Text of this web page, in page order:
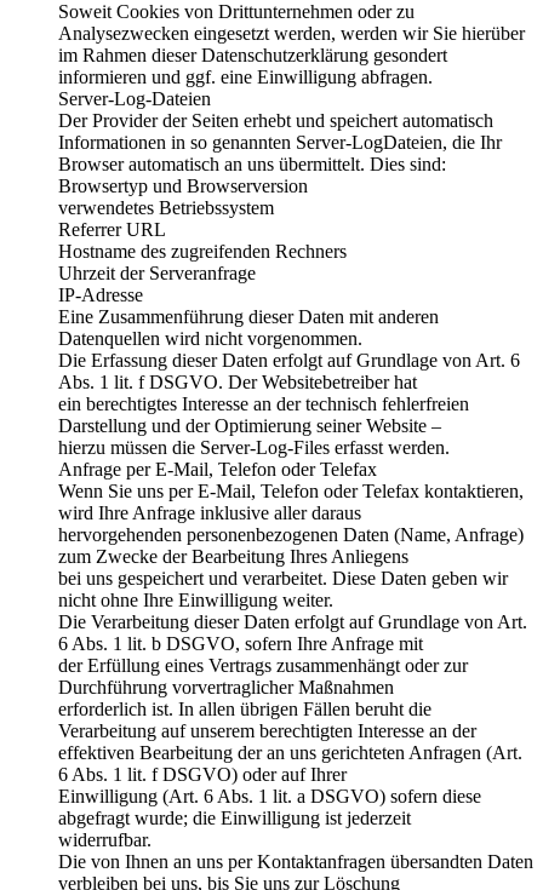
Soweit Cookies von Drittunternehmen oder zu
Analysezwecken eingesetzt werden, werden wir Sie hierüber
im Rahmen dieser Datenschutzerklärung gesondert
informieren und ggf. eine Einwilligung abfragen.
Server-Log-Dateien
Der Provider der Seiten erhebt und speichert automatisch
Informationen in so genannten Server-LogDateien, die Ihr
Browser automatisch an uns übermittelt. Dies sind:
Browsertyp und Browserversion
verwendetes Betriebssystem
Referrer URL
Hostname des zugreifenden Rechners
Uhrzeit der Serveranfrage
IP-Adresse
Eine Zusammenführung dieser Daten mit anderen
Datenquellen wird nicht vorgenommen.
Die Erfassung dieser Daten erfolgt auf Grundlage von Art. 6
Abs. 1 lit. f DSGVO. Der Websitebetreiber hat
ein berechtigtes Interesse an der technisch fehlerfreien
Darstellung und der Optimierung seiner Website –
hierzu müssen die Server-Log-Files erfasst werden.
Anfrage per E-Mail, Telefon oder Telefax
Wenn Sie uns per E-Mail, Telefon oder Telefax kontaktieren,
wird Ihre Anfrage inklusive aller daraus
hervorgehenden personenbezogenen Daten (Name, Anfrage)
zum Zwecke der Bearbeitung Ihres Anliegens
bei uns gespeichert und verarbeitet. Diese Daten geben wir
nicht ohne Ihre Einwilligung weiter.
Die Verarbeitung dieser Daten erfolgt auf Grundlage von Art.
6 Abs. 1 lit. b DSGVO, sofern Ihre Anfrage mit
der Erfüllung eines Vertrags zusammenhängt oder zur
Durchführung vorvertraglicher Maßnahmen
erforderlich ist. In allen übrigen Fällen beruht die
Verarbeitung auf unserem berechtigten Interesse an der
effektiven Bearbeitung der an uns gerichteten Anfragen (Art.
6 Abs. 1 lit. f DSGVO) oder auf Ihrer
Einwilligung (Art. 6 Abs. 1 lit. a DSGVO) sofern diese
abgefragt wurde; die Einwilligung ist jederzeit
widerrufbar.
Die von Ihnen an uns per Kontaktanfragen übersandten Daten
verbleiben bei uns, bis Sie uns zur Löschung